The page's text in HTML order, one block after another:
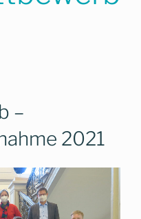
–
2021